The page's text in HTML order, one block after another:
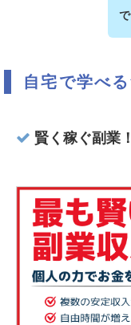
自宅で学べ
賢く稼ぐ副業